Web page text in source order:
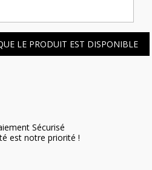
LE PRODUIT EST DISPONIBLE
Sécurisé
est notre priorité !